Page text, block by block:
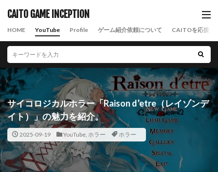
CAITO GAME INCEPTION
HOME YouTube Profile ゲーム紹介依頼について CAITOを応援す
サイコロジカルホラー「Raison d’etre（レイゾンデ
イト）」の魅力を紹介。
2025-09-19 YouTube, ホラー ホラー